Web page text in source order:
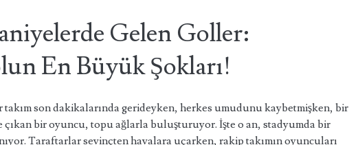
Gelen Goller:
En Büyük Şokları!
son dakikalarında gerideyken, herkes umudunu kaybetmişken, bir
çıkan bir oyuncu, topu ağlarla buluşturuyor. İşte o an, stadyumda bir
Taraftarlar sevinçten havalara uçarken, rakip takımın oyuncuları